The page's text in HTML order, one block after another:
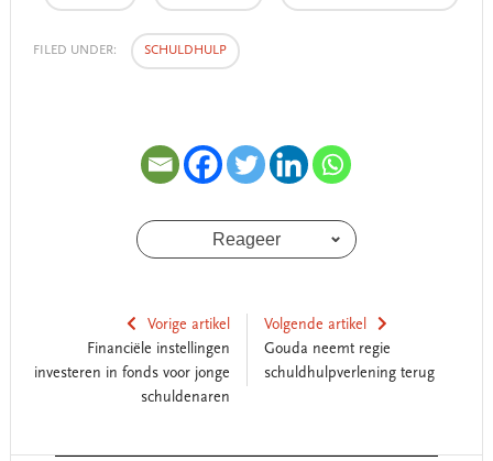
FILED UNDER: SCHULDHULP
Reageer
Vorige artikel
Financiële instellingen
investeren in fonds voor jonge
schuldenaren
Volgende artikel
Gouda neemt regie
schuldhulpverlening terug